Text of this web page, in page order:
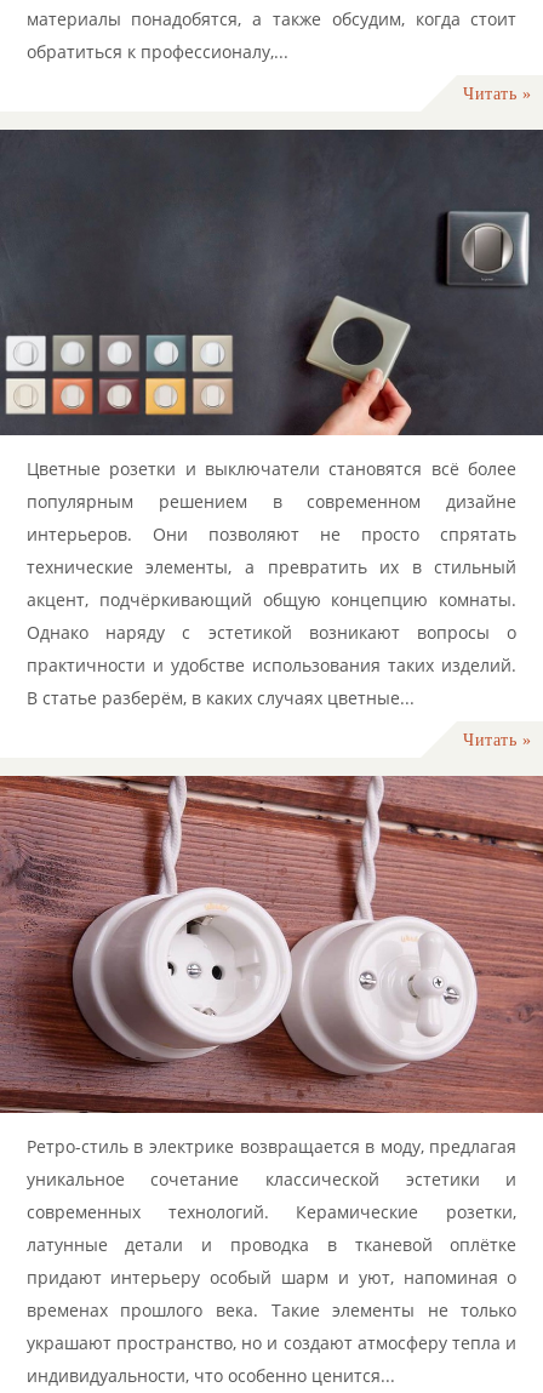
материалы понадобятся, а также обсудим, когда стоит
обратиться к профессионалу,...
Читать »
Цветные розетки и выключатели становятся всё более
популярным решением в современном дизайне
интерьеров. Они позволяют не просто спрятать
технические элементы, а превратить их в стильный
акцент, подчёркивающий общую концепцию комнаты.
Однако наряду с эстетикой возникают вопросы о
практичности и удобстве использования таких изделий.
В статье разберём, в каких случаях цветные...
Читать »
Ретро-стиль в электрике возвращается в моду, предлагая
уникальное сочетание классической эстетики и
современных технологий. Керамические розетки,
латунные детали и проводка в тканевой оплётке
придают интерьеру особый шарм и уют, напоминая о
временах прошлого века. Такие элементы не только
украшают пространство, но и создают атмосферу тепла и
индивидуальности, что особенно ценится...